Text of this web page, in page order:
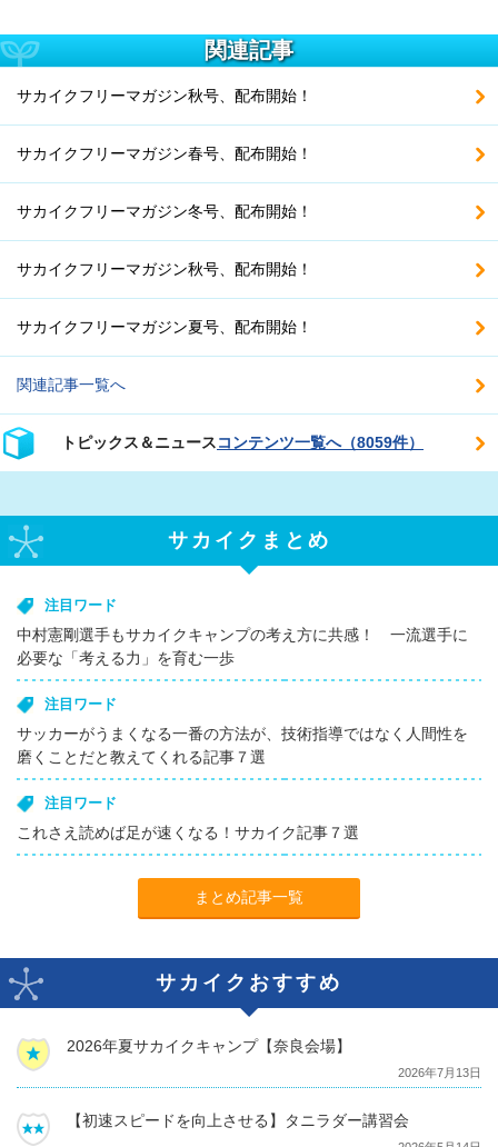
関連記事
サカイクフリーマガジン秋号、配布開始！
サカイクフリーマガジン春号、配布開始！
サカイクフリーマガジン冬号、配布開始！
サカイクフリーマガジン秋号、配布開始！
サカイクフリーマガジン夏号、配布開始！
関連記事一覧へ
トピックス＆ニュースコンテンツ一覧へ（8059件）
サカイクまとめ
注目ワード
中村憲剛選手もサカイクキャンプの考え方に共感！ 一流選手に
必要な「考える力」を育む一歩
注目ワード
サッカーがうまくなる一番の方法が、技術指導ではなく人間性を
磨くことだと教えてくれる記事７選
注目ワード
これさえ読めば足が速くなる！サカイク記事７選
まとめ記事一覧
サカイクおすすめ
2026年夏サカイクキャンプ【奈良会場】
2026年7月13日
【初速スピードを向上させる】タニラダー講習会